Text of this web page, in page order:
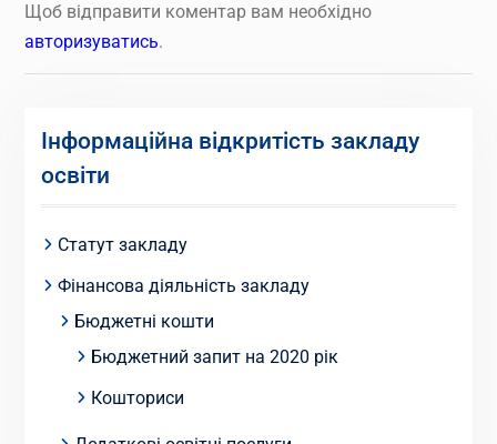
Щоб відправити коментар вам необхідно
авторизуватись.
Інформаційна відкритість закладу
освіти
Статут закладу
Фінансова діяльність закладу
Бюджетні кошти
Бюджетний запит на 2020 рік
Кошториси